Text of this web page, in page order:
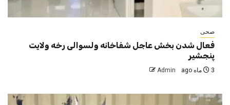
صحی
فعال شدن بخش عاجل شفاخانه ولسوالی رخه ولایت
پنجشیر
3 ماه ago Admin